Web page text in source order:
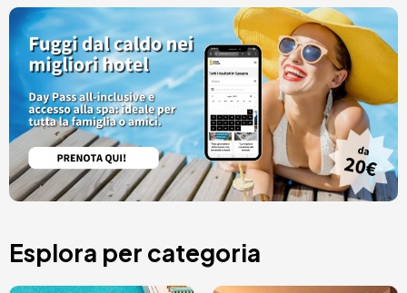
Esplora per categoria